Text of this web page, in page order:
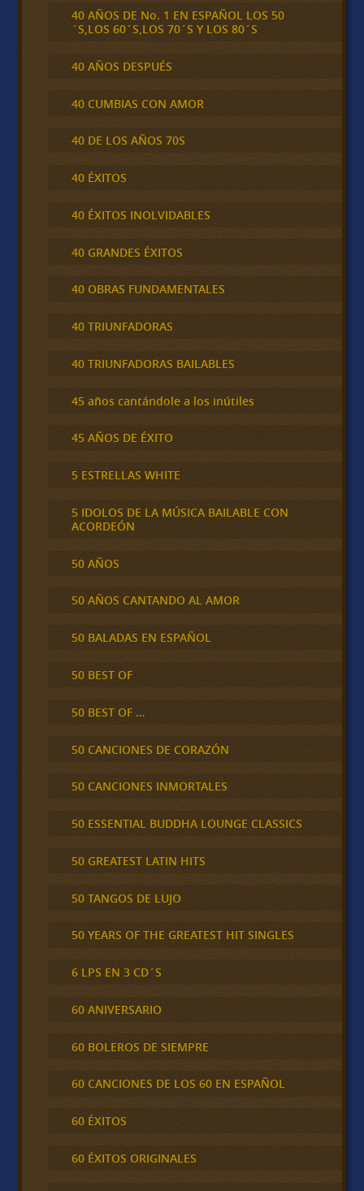
40 AÑOS DE No. 1 EN ESPAÑOL LOS 50
´S,LOS 60´S,LOS 70´S Y LOS 80´S
40 AÑOS DESPUÉS
40 CUMBIAS CON AMOR
40 DE LOS AÑOS 70S
40 ÉXITOS
40 ÉXITOS INOLVIDABLES
40 GRANDES ÉXITOS
40 OBRAS FUNDAMENTALES
40 TRIUNFADORAS
40 TRIUNFADORAS BAILABLES
45 años cantándole a los inútiles
45 AÑOS DE ÉXITO
5 ESTRELLAS WHITE
5 IDOLOS DE LA MÚSICA BAILABLE CON
ACORDEÓN
50 AÑOS
50 AÑOS CANTANDO AL AMOR
50 BALADAS EN ESPAÑOL
50 BEST OF
50 BEST OF …
50 CANCIONES DE CORAZÓN
50 CANCIONES INMORTALES
50 ESSENTIAL BUDDHA LOUNGE CLASSICS
50 GREATEST LATIN HITS
50 TANGOS DE LUJO
50 YEARS OF THE GREATEST HIT SINGLES
6 LPS EN 3 CD´S
60 ANIVERSARIO
60 BOLEROS DE SIEMPRE
60 CANCIONES DE LOS 60 EN ESPAÑOL
60 ÉXITOS
60 ÉXITOS ORIGINALES